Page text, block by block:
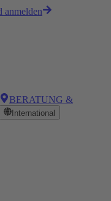
anmelden
BERATUNG &
International